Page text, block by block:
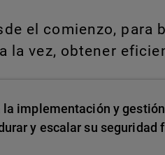
el comienzo, para
la vez, obtener
implementación y
y escalar su seguridad